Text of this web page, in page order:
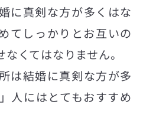
に真剣な方が多くはな
てしっかりとお互いの
くてはなりません。
は結婚に真剣な方が多
人にはとてもおすすめ